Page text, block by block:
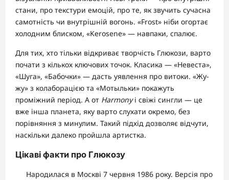
стани, про текстури емоцій, про те, як звучить сучасна
самотність чи внутрішній вогонь. «Frost» ніби огортає
холодним блиском, «Kerosene» — навпаки, спалює.
Для тих, хто тільки відкриває творчість Глюкози, варто
почати з кількох ключових точок. Класика — «Невеста»,
«Шуга», «Бабочки» — дасть уявлення про витоки. «Жу-
жу» з колаборацією та «Мотыльки» покажуть
проміжний період. А от Harmonyі свіжі сингли — це
вже інша планета, яку варто слухати окремо, без
порівняння з минулим. Такий підхід дозволяє відчути,
наскільки далеко пройшла артистка.
Цікаві факти про Глюкозу
Народилася в Москві 7 червня 1986 року. Версія про